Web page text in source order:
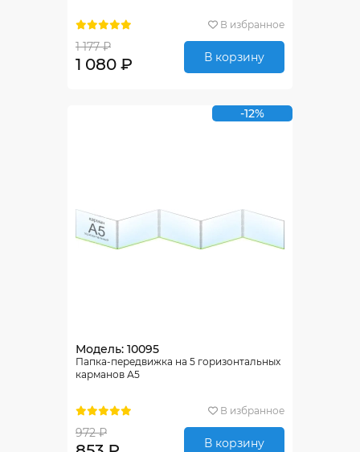
В избранное
1 177 ₽
1 080 ₽ В корзину
-12%
Модель: 10095
Папка-передвижка на 5 горизонтальных
карманов А5
В избранное
972 ₽
В корзину